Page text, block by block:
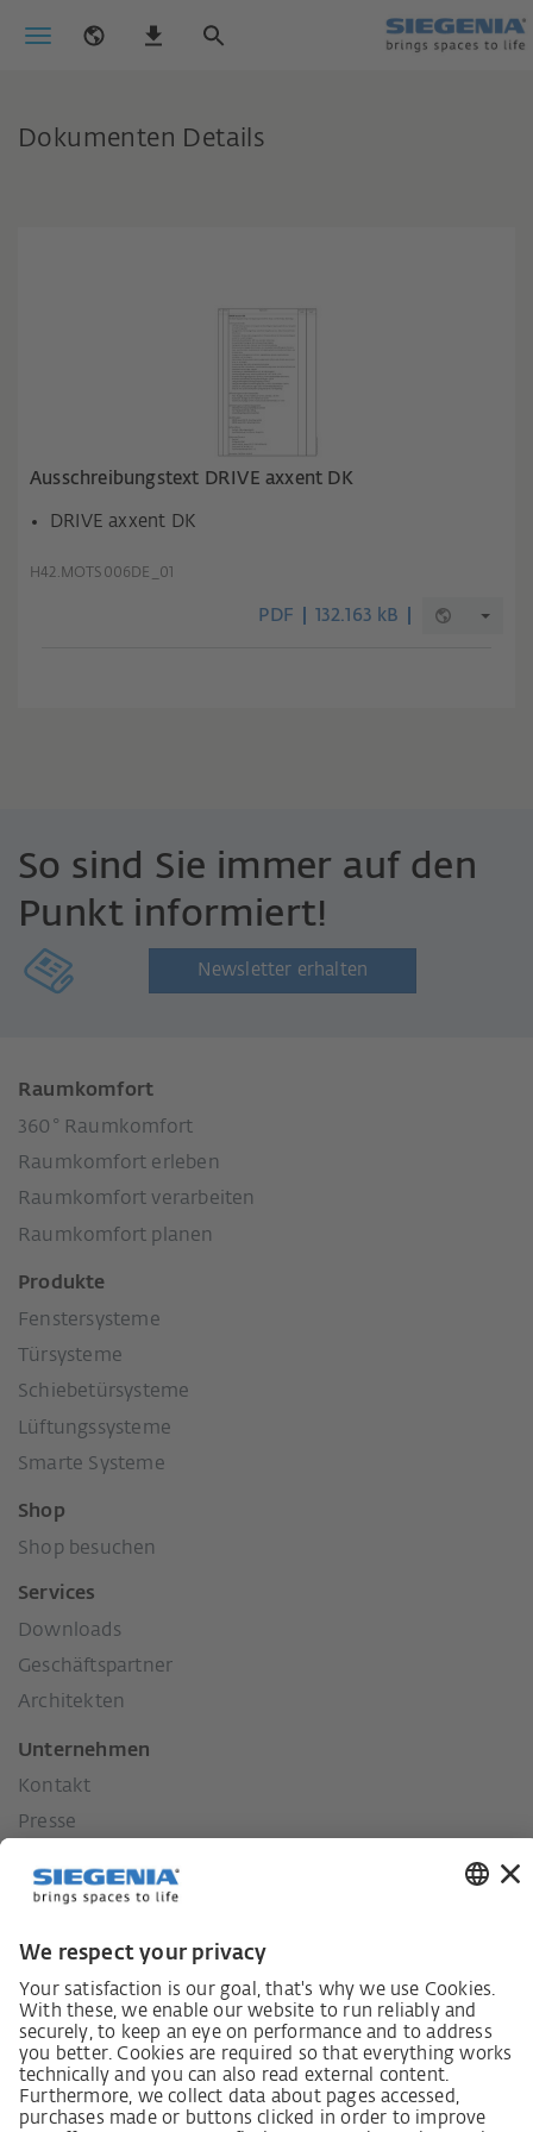
Dokumenten Details
Ausschreibungstext DRIVE axxent DK
DRIVE axxent DK
H42.MOTS006DE_01
PDF 132.163 kB
So sind Sie immer auf den
Punkt informiert!
Newsletter erhalten
Raumkomfort
360° Raumkomfort
Raumkomfort erleben
Raumkomfort verarbeiten
Raumkomfort planen
Produkte
Fenstersysteme
Türsysteme
Schiebetürsysteme
Lüftungssysteme
Smarte Systeme
Shop
Shop besuchen
Services
Downloads
Geschäftspartner
Architekten
Unternehmen
Kontakt
Presse
Unsere Werte
Karriere